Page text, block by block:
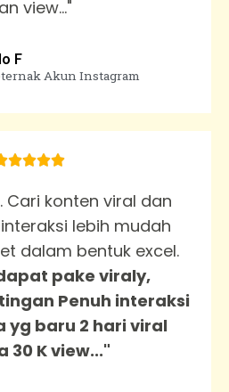
view..."
F
Akun Instagram

Cari konten viral dan
lebih mudah
dalam bentuk excel.
pake viraly,
Penuh interaksi
yg baru 2 hari viral
30 K view..."